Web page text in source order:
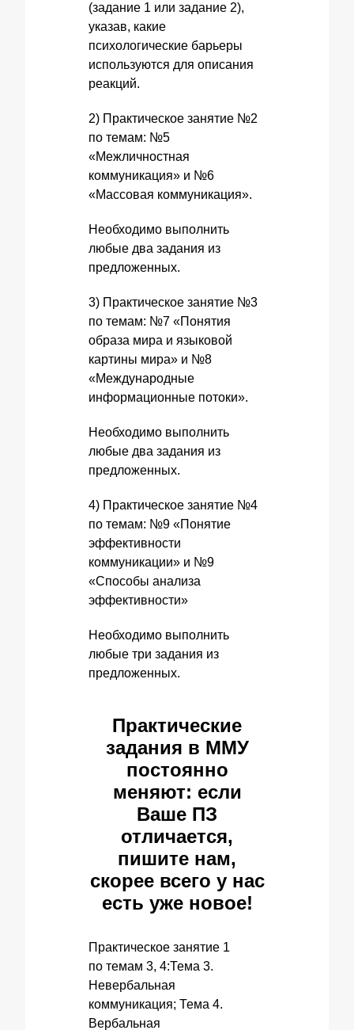
(задание 1 или задание 2),
указав, какие
психологические барьеры
используются для описания
реакций.
2) Практическое занятие №2
по темам: №5
«Межличностная
коммуникация» и №6
«Массовая коммуникация».
Необходимо выполнить
любые два задания из
предложенных.
3) Практическое занятие №3
по темам: №7 «Понятия
образа мира и языковой
картины мира» и №8
«Международные
информационные потоки».
Необходимо выполнить
любые два задания из
предложенных.
4) Практическое занятие №4
по темам: №9 «Понятие
эффективности
коммуникации» и №9
«Способы анализа
эффективности»
Необходимо выполнить
любые три задания из
предложенных.
Практические
задания в ММУ
постоянно
меняют: если
Ваше ПЗ
отличается,
пишите нам,
скорее всего у нас
есть уже новое!
Практическое занятие 1
по темам 3, 4:Тема 3.
Невербальная
коммуникация; Тема 4.
Вербальная